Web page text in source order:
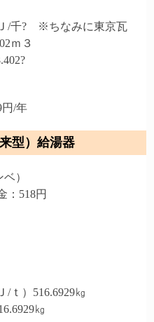
/千? ※ちなみに東京瓦
ｍ３
/年
型）給湯器
）
：518円
/ｔ）516.6929㎏
㎏